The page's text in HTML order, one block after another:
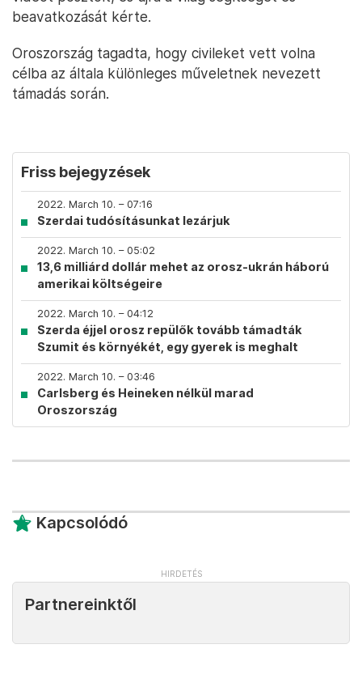
beavatkozását kérte.
Oroszország tagadta, hogy civileket vett volna
célba az általa különleges műveletnek nevezett
támadás során.
Friss bejegyzések
2022. March 10. – 07:16
Szerdai tudósításunkat lezárjuk
2022. March 10. – 05:02
13,6 milliárd dollár mehet az orosz-ukrán háború
amerikai költségeire
2022. March 10. – 04:12
Szerda éjjel orosz repülők tovább támadták
Szumit és környékét, egy gyerek is meghalt
2022. March 10. – 03:46
Carlsberg és Heineken nélkül marad
Oroszország
Kapcsolódó
Partnereinktől